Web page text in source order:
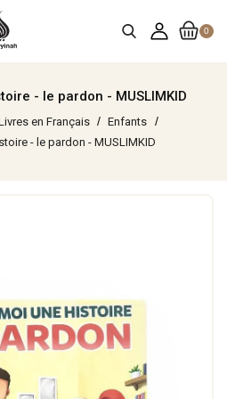
0
- le pardon - MUSLIMKID
en Français
Enfants
- le pardon - MUSLIMKID